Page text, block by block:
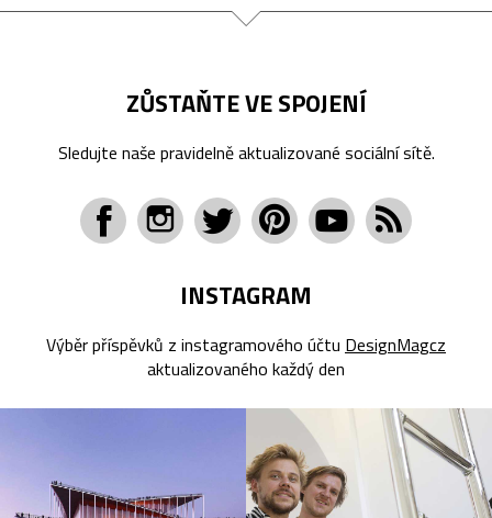
ZŮSTAŇTE VE SPOJENÍ
Sledujte naše pravidelně aktualizované sociální sítě.
INSTAGRAM
Výběr příspěvků z instagramového účtu DesignMagcz
aktualizovaného každý den